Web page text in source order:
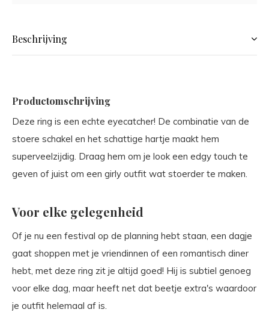
Beschrijving
Productomschrijving
Deze ring is een echte eyecatcher! De combinatie van de
stoere schakel en het schattige hartje maakt hem
superveelzijdig. Draag hem om je look een edgy touch te
geven of juist om een girly outfit wat stoerder te maken.
Voor elke gelegenheid
Of je nu een festival op de planning hebt staan, een dagje
gaat shoppen met je vriendinnen of een romantisch diner
hebt, met deze ring zit je altijd goed! Hij is subtiel genoeg
voor elke dag, maar heeft net dat beetje extra's waardoor
je outfit helemaal af is.